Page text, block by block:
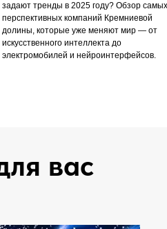
задают тренды в 2025 году? Обзор самых
перспективных компаний Кремниевой
долины, которые уже меняют мир — от
искусственного интеллекта до
электромобилей и нейроинтерфейсов.
вас